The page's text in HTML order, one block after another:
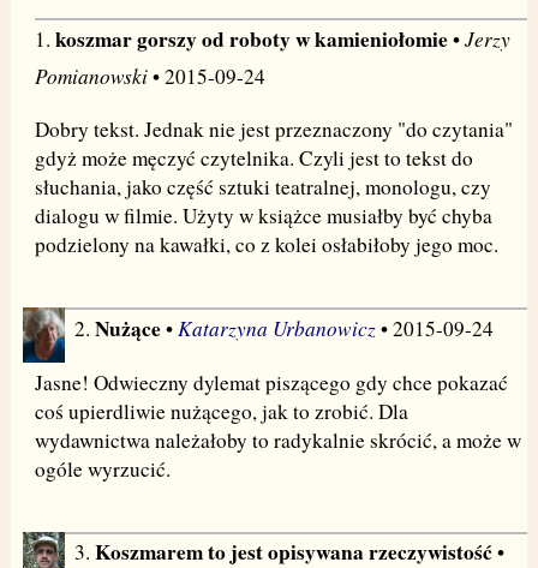
1. koszmar gorszy od roboty w kamieniołomie•Jerzy
Pomianowski• 2015-09-24
Dobry tekst. Jednak nie jest przeznaczony "do czytania"
gdyż może męczyć czytelnika. Czyli jest to tekst do
słuchania, jako część sztuki teatralnej, monologu, czy
dialogu w filmie. Użyty w książce musiałby być chyba
podzielony na kawałki, co z kolei osłabiłoby jego moc.
2. Nużące•Katarzyna Urbanowicz• 2015-09-24
Jasne! Odwieczny dylemat piszącego gdy chce pokazać
coś upierdliwie nużącego, jak to zrobić. Dla
wydawnictwa należałoby to radykalnie skrócić, a może w
ogóle wyrzucić.
3. Koszmarem to jest opisywana rzeczywistość•